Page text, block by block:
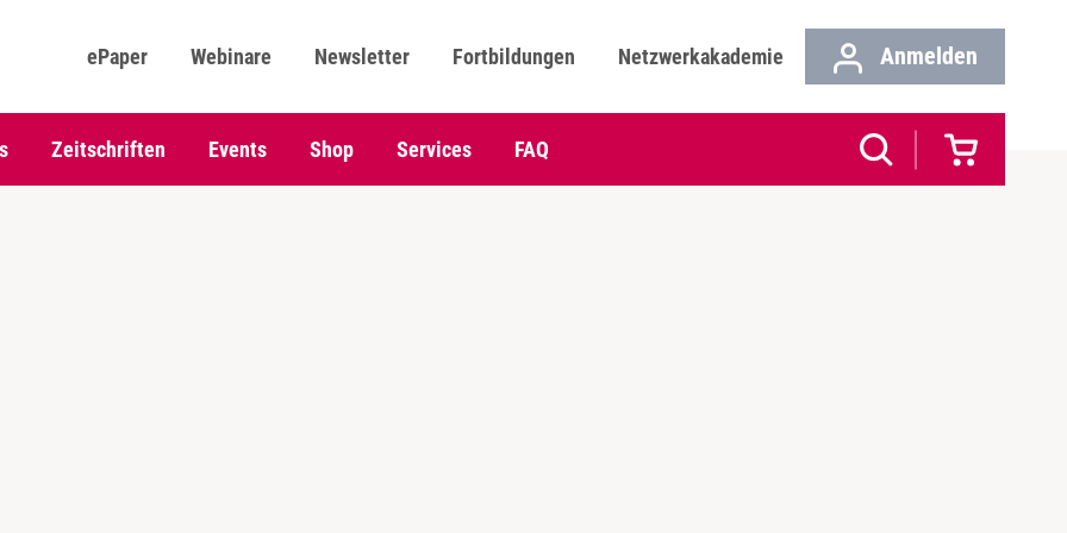
ePaper Webinare Newsletter Fortbildungen Netzwerkakademie Anmelden
Zeitschriften Events Shop Services FAQ